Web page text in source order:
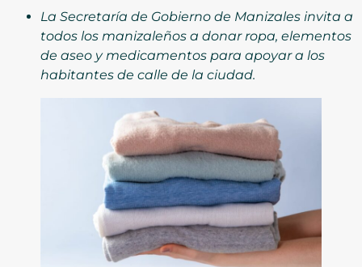
La Secretaría de Gobierno de Manizales invita a
todos los manizaleños a donar ropa, elementos
de aseo y medicamentos para apoyar a los
habitantes de calle de la ciudad.